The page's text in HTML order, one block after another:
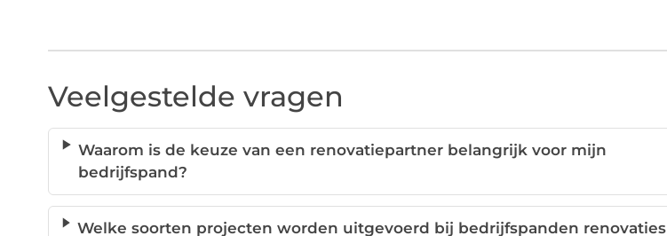
Veelgestelde vragen
Waarom is de keuze van een renovatiepartner belangrijk voor mijn
bedrijfspand?
Welke soorten projecten worden uitgevoerd bij bedrijfspanden renovaties